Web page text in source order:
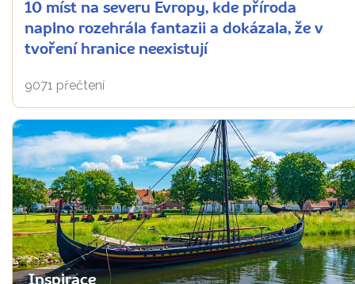
10 míst na severu Evropy, kde příroda
naplno rozehrála fantazii a dokázala, že v
tvoření hranice neexistují
9071 přečtení
Inspirace